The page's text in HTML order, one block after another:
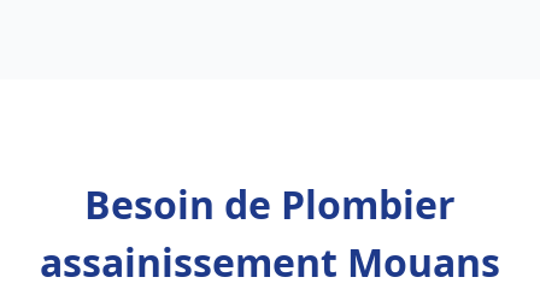
Besoin de Plombier
assainissement Mouans